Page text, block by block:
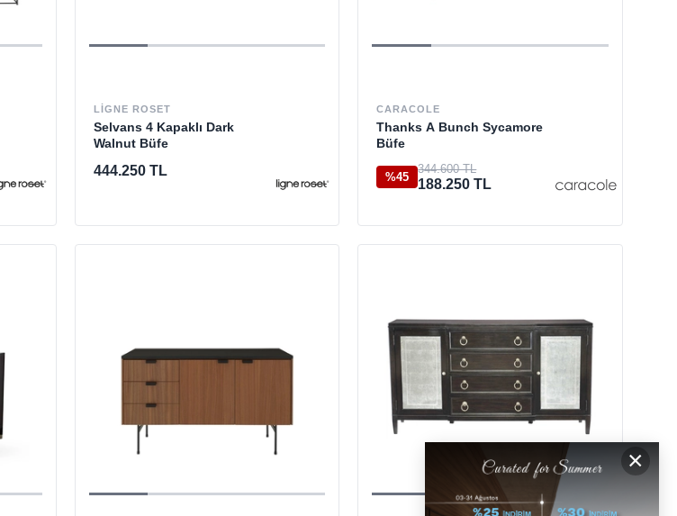
LIGNE ROSET
Selvans 4 Kapaklı Dark
Walnut Büfe
444.250 TL
CARACOLE
Thanks A Bunch Sycamore
Büfe
%45
344.600 TL
188.250 TL
×